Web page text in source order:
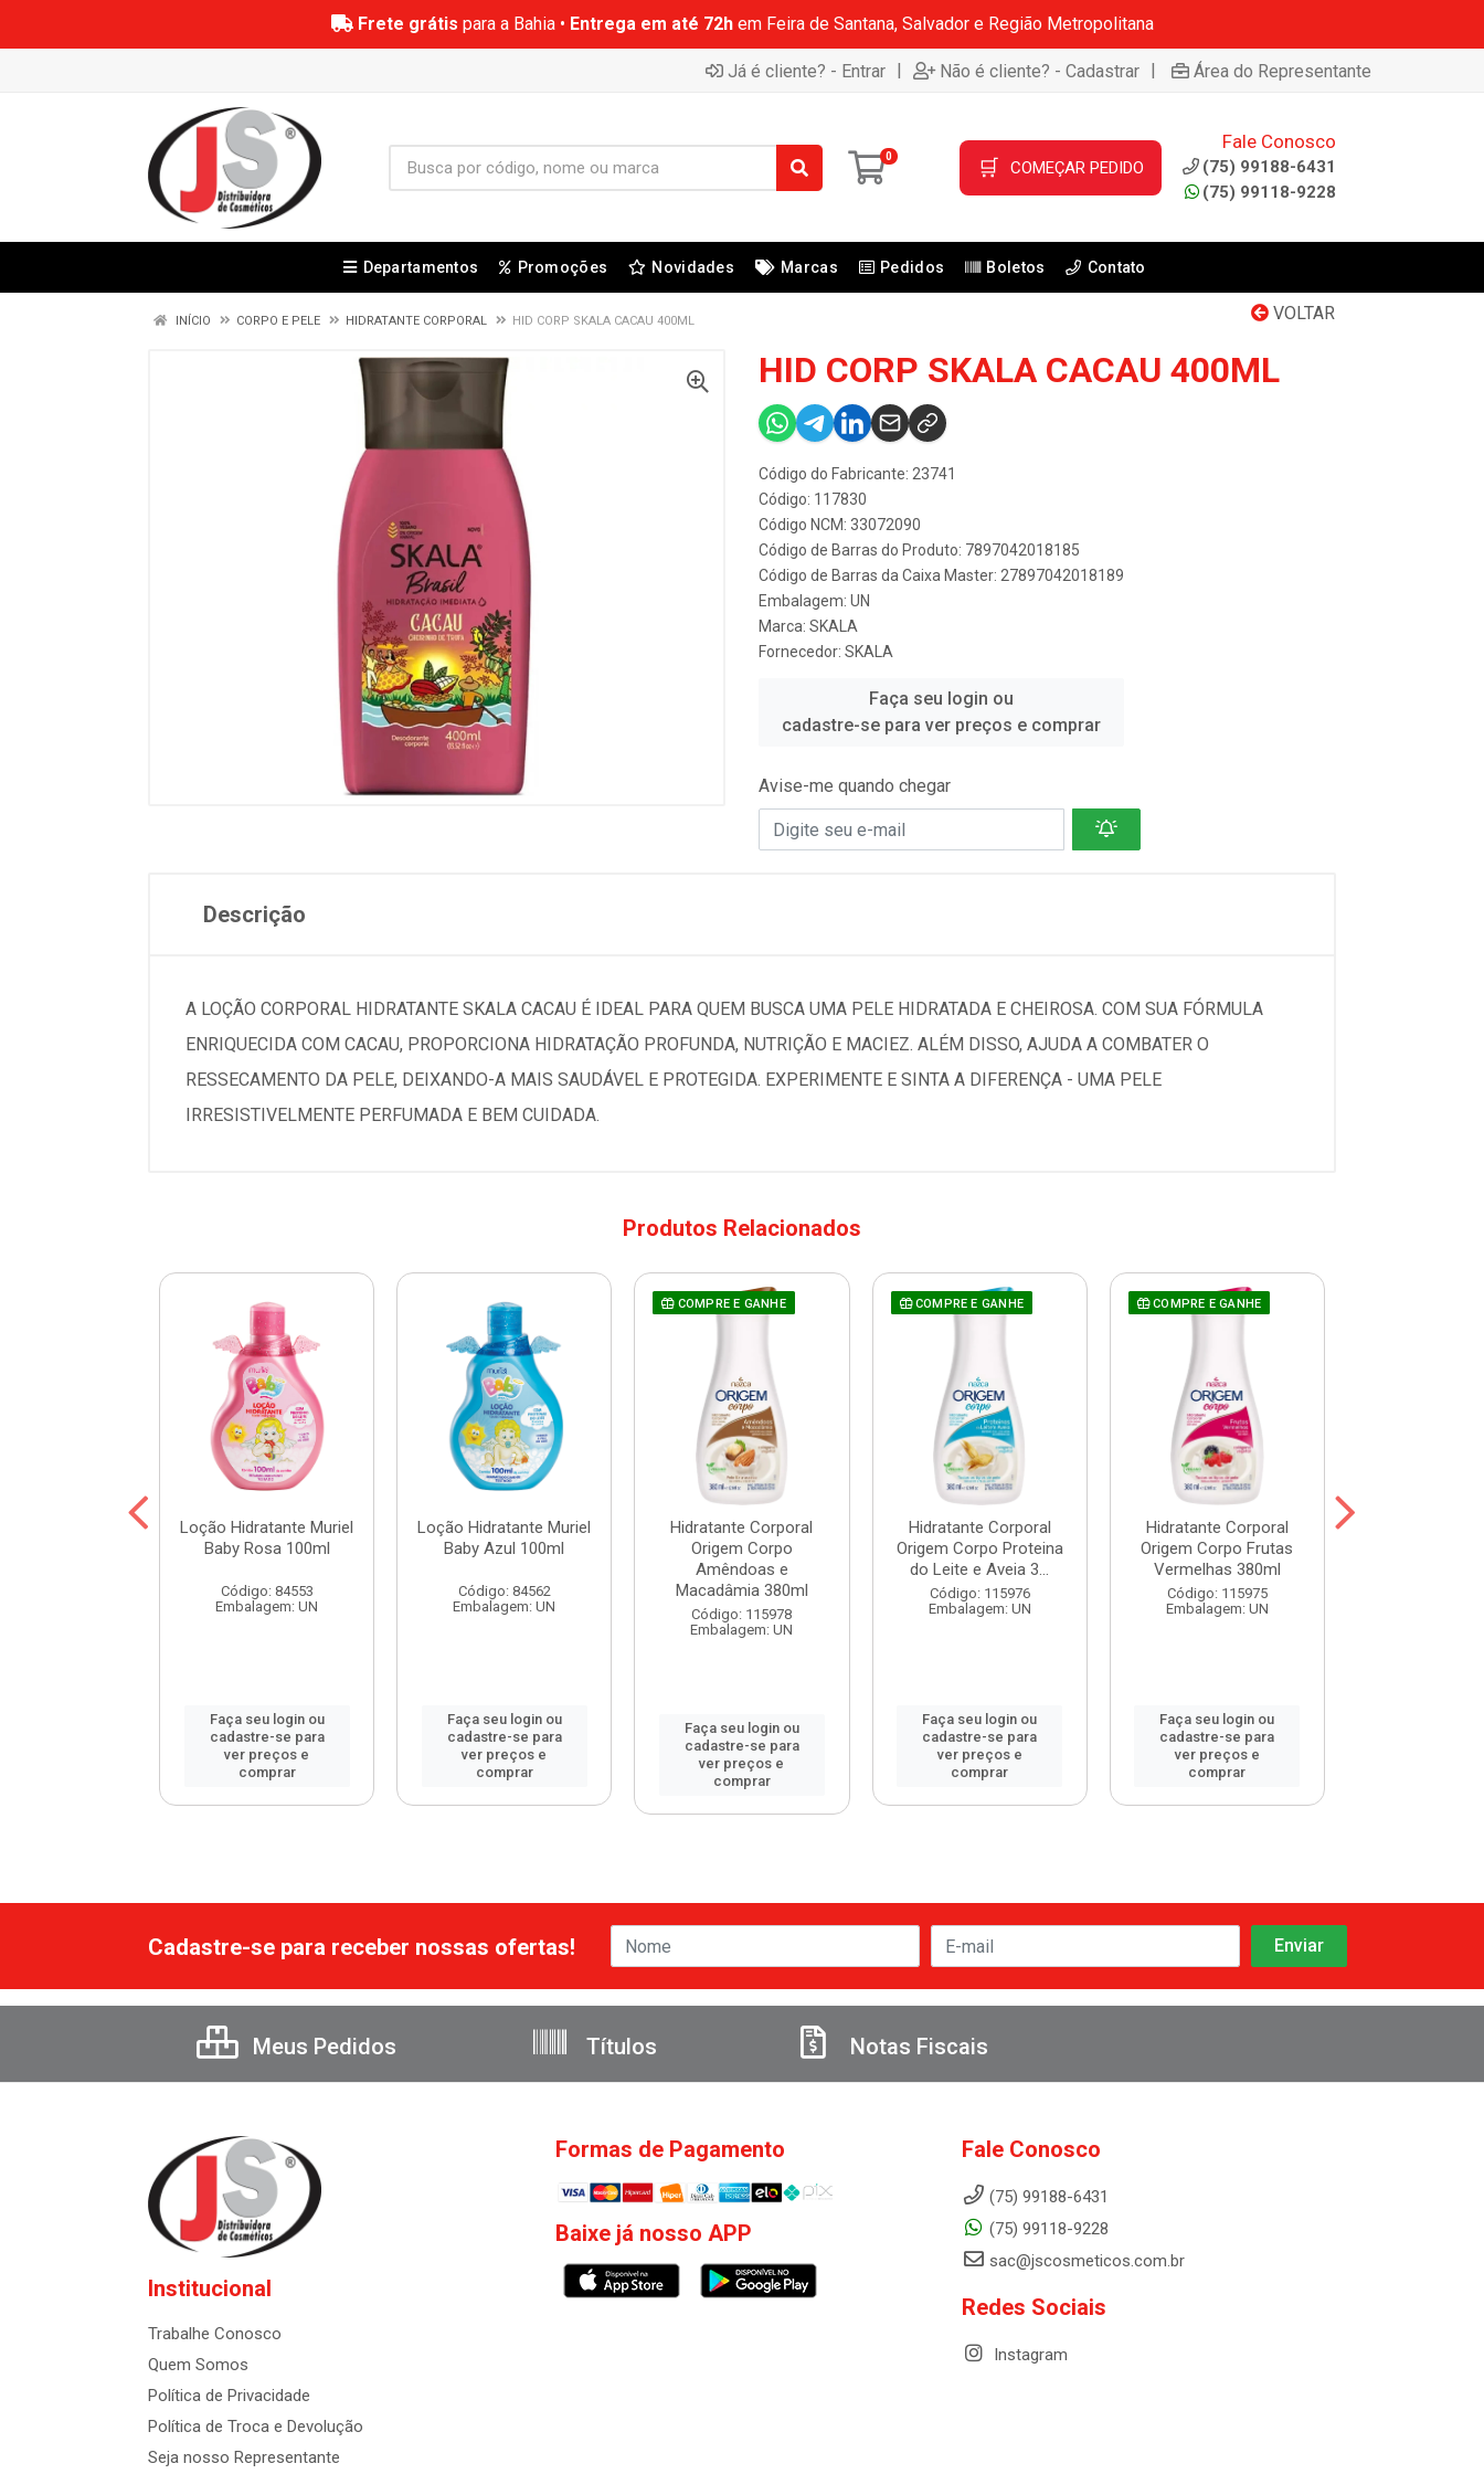
Frete grátis para a Bahia • Entrega em até 72hem Feira de Santana, Salvador e Região Metropolitana
Já é cliente? - Entrar | Não é cliente? - Cadastrar | Área do Representante
0 🛒 COMEÇAR PEDIDO
Fale Conosco
(75) 99188-6431
(75) 99118-9228
Departamentos Promoções Novidades Marcas Pedidos Boletos Contato
VOLTAR
INÍCIO CORPO E PELE HIDRATANTE CORPORAL HID CORP SKALA CACAU 400ML
HID CORP SKALA CACAU 400ML
Código do Fabricante: 23741
Código: 117830
Código NCM: 33072090
Código de Barras do Produto: 7897042018185
Código de Barras da Caixa Master: 27897042018189
Embalagem: UN
Marca: SKALA
Fornecedor: SKALA
Faça seu login ou
cadastre-se para ver preços e comprar
Avise-me quando chegar
Descrição
A LOÇÃO CORPORAL HIDRATANTE SKALA CACAU É IDEAL PARA QUEM BUSCA UMA PELE HIDRATADA E CHEIROSA. COM SUA FÓRMULA
ENRIQUECIDA COM CACAU, PROPORCIONA HIDRATAÇÃO PROFUNDA, NUTRIÇÃO E MACIEZ. ALÉM DISSO, AJUDA A COMBATER O
RESSECAMENTO DA PELE, DEIXANDO-A MAIS SAUDÁVEL E PROTEGIDA. EXPERIMENTE E SINTA A DIFERENÇA - UMA PELE
IRRESISTIVELMENTE PERFUMADA E BEM CUIDADA.
Produtos Relacionados
Loção Hidratante Muriel
Baby Rosa 100ml
Código: 84553
Embalagem: UN
Faça seu login ou
cadastre-se para
ver preços e
comprar
Loção Hidratante Muriel
Baby Azul 100ml
Código: 84562
Embalagem: UN
Faça seu login ou
cadastre-se para
ver preços e
comprar
COMPRE E GANHE
Hidratante Corporal
Origem Corpo
Amêndoas e
Macadâmia 380ml
Código: 115978
Embalagem: UN
Faça seu login ou
cadastre-se para
ver preços e
comprar
COMPRE E GANHE
Hidratante Corporal
Origem Corpo Proteina
do Leite e Aveia 3...
Código: 115976
Embalagem: UN
Faça seu login ou
cadastre-se para
ver preços e
comprar
COMPRE E GANHE
Hidratante Corporal
Origem Corpo Frutas
Vermelhas 380ml
Código: 115975
Embalagem: UN
Faça seu login ou
cadastre-se para
ver preços e
comprar
Cadastre-se para receber nossas ofertas!
Meus Pedidos Títulos Notas Fiscais
Institucional
Trabalhe Conosco
Quem Somos
Política de Privacidade
Política de Troca e Devolução
Seja nosso Representante
Formas de Pagamento
Baixe já nosso APP
Fale Conosco
(75) 99188-6431
(75) 99118-9228
sac@jscosmeticos.com.br
Redes Sociais
Instagram